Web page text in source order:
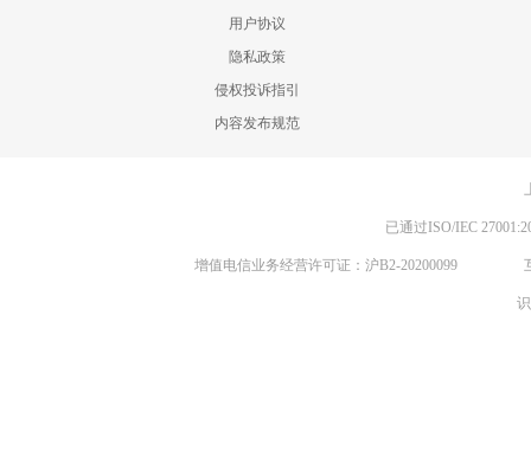
用户协议
隐私政策
侵权投诉指引
内容发布规范
已通过ISO/IEC
增值电信业务经营许可证：沪B2-20200099